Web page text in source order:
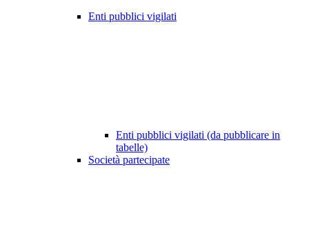
Enti pubblici vigilati
Enti pubblici vigilati (da pubblicare in
tabelle)
Società partecipate